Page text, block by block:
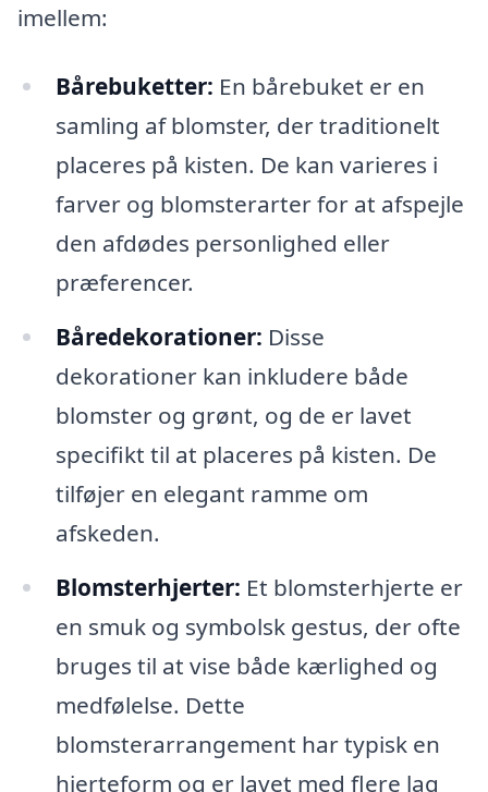
imellem:
Bårebuketter: En bårebuket er en
samling af blomster, der traditionelt
placeres på kisten. De kan varieres i
farver og blomsterarter for at afspejle
den afdødes personlighed eller
præferencer.
Båredekorationer: Disse
dekorationer kan inkludere både
blomster og grønt, og de er lavet
specifikt til at placeres på kisten. De
tilføjer en elegant ramme om
afskeden.
Blomsterhjerter: Et blomsterhjerte er
en smuk og symbolsk gestus, der ofte
bruges til at vise både kærlighed og
medfølelse. Dette
blomsterarrangement har typisk en
hjerteform og er lavet med flere lag